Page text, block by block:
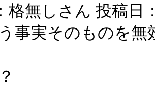
格無しさん 投稿日
事実そのものを